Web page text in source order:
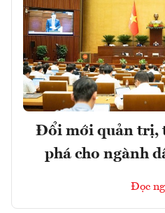
Đổi mới quản trị,
phá cho ngành
Đọc